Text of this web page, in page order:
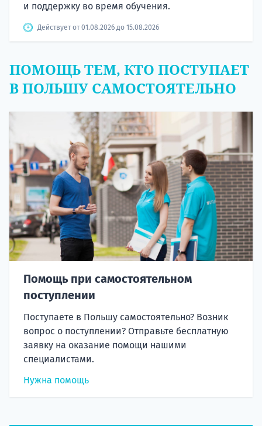
и поддержку во время обучения.
Действует от 01.08.2026 до 15.08.2026
ПОМОЩЬ ТЕМ, КТО ПОСТУПАЕТ
В ПОЛЬШУ САМОСТОЯТЕЛЬНО
Помощь при самостоятельном
поступлении
Поступаете в Польшу самостоятельно? Возник
вопрос о поступлении? Отправьте бесплатную
заявку на оказание помощи нашими
специалистами.
Нужна помощь